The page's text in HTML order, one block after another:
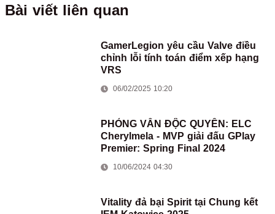
Bài viết liên quan
GamerLegion yêu cầu Valve điều
chỉnh lỗi tính toán điểm xếp hạng
VRS
06/02/2025 10:20
PHỎNG VẤN ĐỘC QUYỀN: ELC
Cherylmela - MVP giải đấu GPlay
Premier: Spring Final 2024
10/06/2024 04:30
Vitality đả bại Spirit tại Chung kết